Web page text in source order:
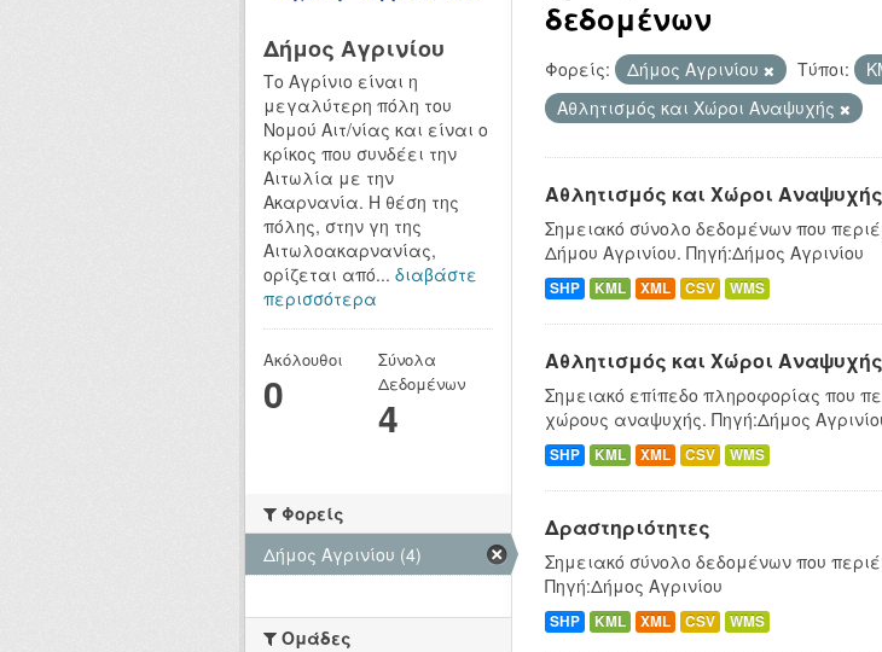
δεδομένων
Φορείς: Δήμος Αγρινίου Τύποι:
Αθλητισμός και Χώροι Αναψυχής
Αθλητισμός και Χώροι Αναψυχής
Σημειακό σύνολο δεδομένων που
Δήμου Αγρινίου. Πηγή:Δήμος Αγρινίου
SHP KML XML CSV WMS
Αθλητισμός και Χώροι Αναψυχής
Σημειακό επίπεδο πληροφορίας που
χώρους αναψυχής. Πηγή:Δήμος
SHP KML XML CSV WMS
Δραστηριότητες
Σημειακό σύνολο δεδομένων που
Πηγή:Δήμος Αγρινίου
SHP KML XML CSV WMS
Δήμος Αγρινίου
Το Αγρίνιο είναι η
μεγαλύτερη πόλη του
Νομού Αιτ/νίας και είναι ο
κρίκος που συνδέει την
Αιτωλία με την
Ακαρνανία. Η θέση της
πόλης, στην γη της
Αιτωλοακαρνανίας,
ορίζεται από... διαβάστε
περισσότερα
Ακόλουθοι
0
Σύνολα
Δεδομένων
4
Φορείς
Δήμος Αγρινίου (4)
Ομάδες